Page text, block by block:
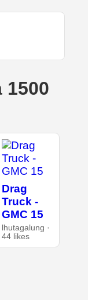
1500
Drag
Truck -
GMC 15
lhutagalung ·
44 likes